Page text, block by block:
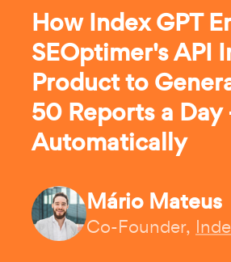
How Index GPT
SEOptimer's API
Product to
50 Reports a
Automatically
Mário Mateus
Co-Founder,